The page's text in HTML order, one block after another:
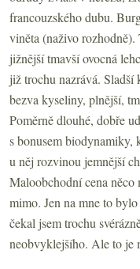
francouzského dubu.
viněta (naživo
jižnější tmavší ovocná
již trochu nazrává. Sladší
bezva kyseliny, plnější,
Poměrně dlouhé, dobře
s bonusem biodynamiky,
u něj rozvinou jemnější
Maloobchodní cena něco
mimo. Jen na mne to
čekal jsem trochu
neobvyklejšího. Ale to je